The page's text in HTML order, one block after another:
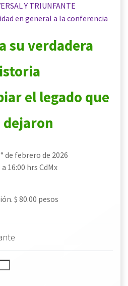
Y TRIUNFANTE
en general a la conferencia
su verdadera
el legado que
dejaron
de febrero de 2026
a 16:00 hrs CdMx
$ 80.00 pesos